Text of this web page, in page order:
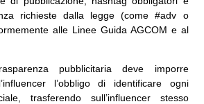
richieste dalla legge (come #adv o
alle Linee Guida AGCOM e al
pubblicitaria deve imporre
l’obbligo di identificare ogni
trasferendo sull’influencer stesso